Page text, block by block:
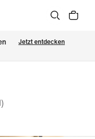
Jetzt entdecken